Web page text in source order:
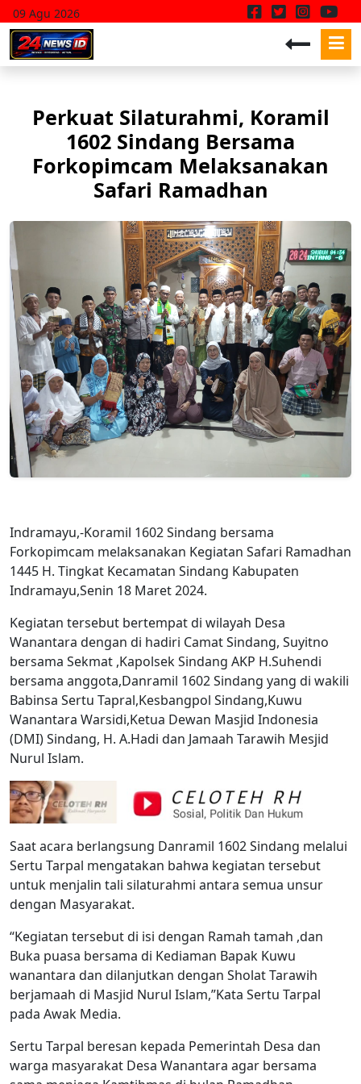
09 Agu 2026
Perkuat Silaturahmi, Koramil
1602 Sindang Bersama
Forkopimcam Melaksanakan
Safari Ramadhan
Indramayu,-Koramil 1602 Sindang bersama
Forkopimcam melaksanakan Kegiatan Safari Ramadhan
1445 H. Tingkat Kecamatan Sindang Kabupaten
Indramayu,Senin 18 Maret 2024.
Kegiatan tersebut bertempat di wilayah Desa
Wanantara dengan di hadiri Camat Sindang, Suyitno
bersama Sekmat ,Kapolsek Sindang AKP H.Suhendi
bersama anggota,Danramil 1602 Sindang yang di wakili
Babinsa Sertu Tapral,Kesbangpol Sindang,Kuwu
Wanantara Warsidi,Ketua Dewan Masjid Indonesia
(DMI) Sindang, H. A.Hadi dan Jamaah Tarawih Mesjid
Nurul Islam.
Saat acara berlangsung Danramil 1602 Sindang melalui
Sertu Tarpal mengatakan bahwa kegiatan tersebut
untuk menjalin tali silaturahmi antara semua unsur
dengan Masyarakat.
“Kegiatan tersebut di isi dengan Ramah tamah ,dan
Buka puasa bersama di Kediaman Bapak Kuwu
wanantara dan dilanjutkan dengan Sholat Tarawih
berjamaah di Masjid Nurul Islam,”Kata Sertu Tarpal
pada Awak Media.
Sertu Tarpal beresan kepada Pemerintah Desa dan
warga masyarakat Desa Wanantara agar bersama